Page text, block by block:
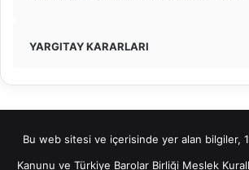
YARGITAY KARARLARI
Bu web sitesi ve içerisinde yer alan bilgiler,
Kanunu ve Türkiye Barolar Birliği Meslek